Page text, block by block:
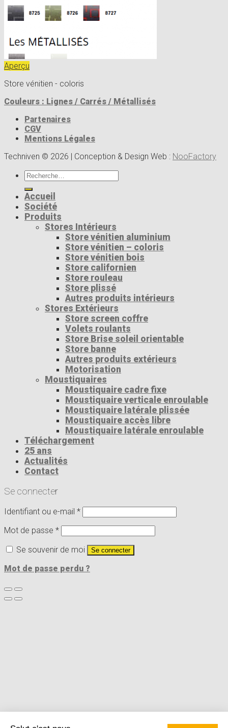
Aperçu
Store vénitien - coloris
Couleurs : Lignes / Carrés / Métallisés
Partenaires
CGV
Mentions Légales
Techniven © 2026 | Conception & Design Web : NooFactory
Recherche
Accueil
Société
Produits
Stores Intérieurs
Store vénitien aluminium
Store vénitien – coloris
Store vénitien bois
Store californien
Store rouleau
Store plissé
Autres produits intérieurs
Stores Extérieurs
Store screen coffre
Volets roulants
Store Brise soleil orientable
Store banne
Autres produits extérieurs
Motorisation
Moustiquaires
Moustiquaire cadre fixe
Moustiquaire verticale enroulable
Moustiquaire latérale plissée
Moustiquaire accès libre
Moustiquaire latérale enroulable
Téléchargement
25 ans
Actualités
Contact
Se connecter
Identifiant ou e-mail *
Mot de passe *
Se souvenir de moi
Se connecter
Mot de passe perdu ?